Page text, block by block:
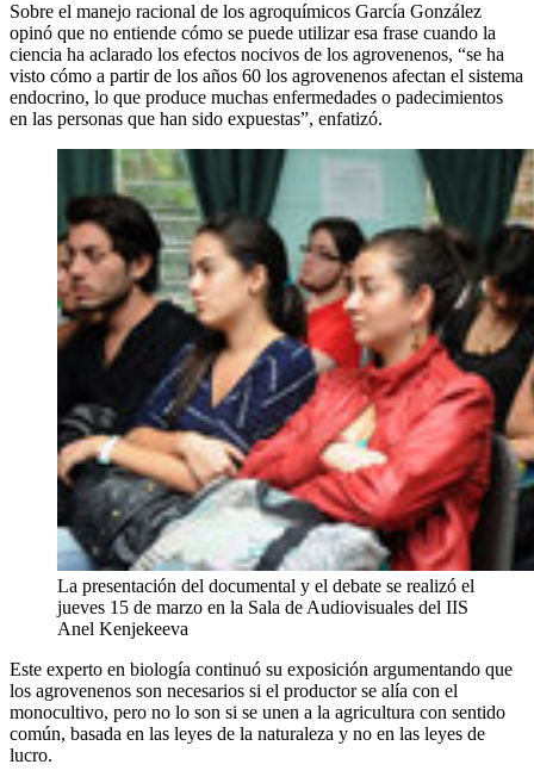
Sobre el manejo racional de los agroquímicos García González
opinó que no entiende cómo se puede utilizar esa frase cuando la
ciencia ha aclarado los efectos nocivos de los agrovenenos, “se ha
visto cómo a partir de los años 60 los agrovenenos afectan el sistema
endocrino, lo que produce muchas enfermedades o padecimientos
en las personas que han sido expuestas”, enfatizó.
La presentación del documental y el debate se realizó el
jueves 15 de marzo en la Sala de Audiovisuales del IIS
Anel Kenjekeeva
Este experto en biología continuó su exposición argumentando que
los agrovenenos son necesarios si el productor se alía con el
monocultivo, pero no lo son si se unen a la agricultura con sentido
común, basada en las leyes de la naturaleza y no en las leyes de
lucro.